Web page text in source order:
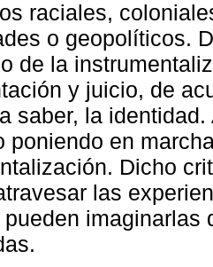
raciales,
o geopolíticos.
de la
y juicio, de
saber, la
poniendo en
Dicho
las